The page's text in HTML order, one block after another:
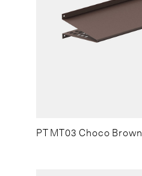
PT MT03 Choco Brown